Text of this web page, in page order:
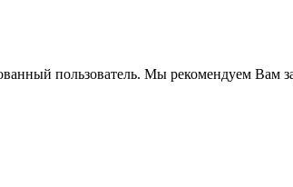
пользователь. Мы рекомендуем Вам